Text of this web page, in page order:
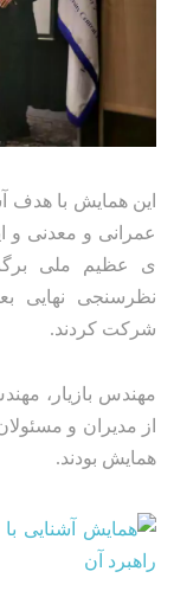
این همایش با هدف
عمرانی و معدنی و
ی عظیم ملی
نظرسنجی نهایی
شرکت کردند.
مهندس بازیار،
از مدیران و
همایش بودند.